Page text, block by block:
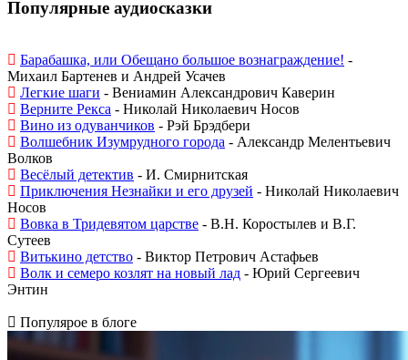
Популярные аудиосказки
Барабашка, или Обещано большое вознаграждение! -
Михаил Бартенев и Андрей Усачев
Легкие шаги - Вениамин Александрович Каверин
Верните Рекса - Николай Николаевич Носов
Вино из одуванчиков - Рэй Брэдбери
Волшебник Изумрудного города - Александр Мелентьевич
Волков
Весёлый детектив - И. Смирнитская
Приключения Незнайки и его друзей - Николай Николаевич
Носов
Вовка в Тридевятом царстве - В.Н. Коростылев и В.Г.
Сутеев
Витькино детство - Виктор Петрович Астафьев
Волк и семеро козлят на новый лад - Юрий Сергеевич
Энтин
Популярое в блоге